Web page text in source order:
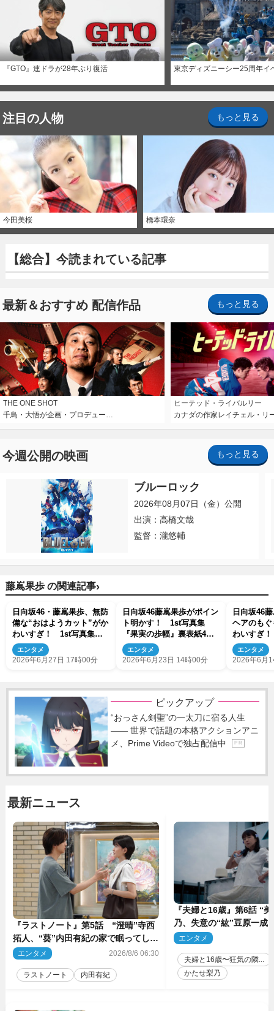
『GTO』連ドラが28年ぶり復活 東京ディズニーシー25周年イ
注目の人物 もっと見る
今田美桜 橋本環奈
【総合】今読まれている記事
最新＆おすすめ 配信作品 もっと見る
THE ONE SHOT
千鳥・大悟が企画・プロデュー…
ヒーテッド・ライバルリー
カナダの作家レイチェル・リ
今週公開の映画 もっと見る
ブルーロック
2026年08月07日（金）公開
出演：高橋文哉
監督：瀧悠輔
藤嶌果歩 の関連記事›
日向坂46・藤嶌果歩、無防
備な“おはようカット”がか
わいすぎ！ 1st写真集よ
り先行解禁
エンタメ
2026年6月27日 17時00分
日向坂46藤嶌果歩がポイン
ト明かす！ 1st写真集
『果実の歩幅』裏表紙4種
解禁
エンタメ
2026年6月23日 14時00分
日向坂46
ヘアのも
わいすぎ
ら先行解禁
エンタメ
2026年6月
ピックアップ
“おっさん剣聖”の一太刀に宿る人生
―― 世界で話題の本格アクションアニ
メ、Prime Videoで独占配信中
P R
最新ニュース
『ラストノート』第5話 “澄晴”寺西
拓人、“葵”内田有紀の家で眠ってしま
うエンタメ 2026/8/6 06:30
ラストノート 内田有紀
『夫婦と16歳』第6話 “
乃、失意の“紘”豆原一成
プレゼント
エンタメ
夫婦と16歳〜狂気の隣...
かたせ梨乃